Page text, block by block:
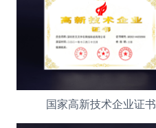
国家高新技术企业证书